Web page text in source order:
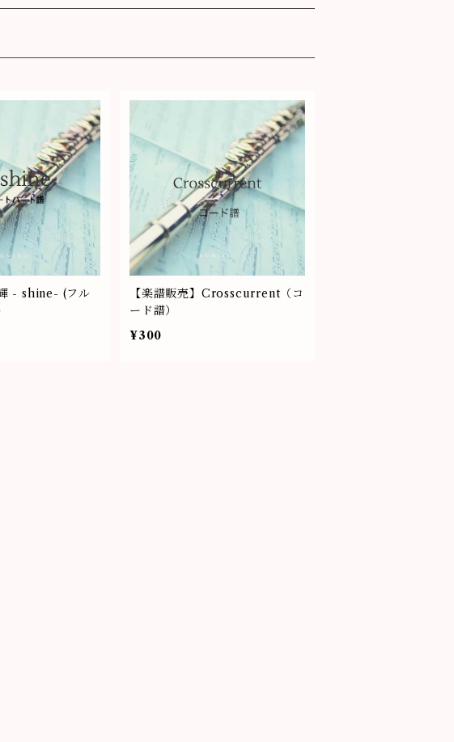
shine- (フル
【楽譜販売】Crosscurrent（コ
ード譜）
¥300